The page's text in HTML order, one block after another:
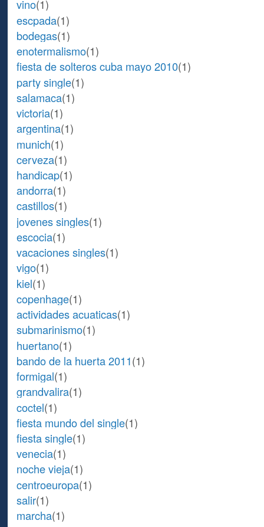
vino(1)
escpada(1)
bodegas(1)
enotermalismo(1)
fiesta de solteros cuba mayo 2010(1)
party single(1)
salamaca(1)
victoria(1)
argentina(1)
munich(1)
cerveza(1)
handicap(1)
andorra(1)
castillos(1)
jovenes singles(1)
escocia(1)
vacaciones singles(1)
vigo(1)
kiel(1)
copenhage(1)
actividades acuaticas(1)
submarinismo(1)
huertano(1)
bando de la huerta 2011(1)
formigal(1)
grandvalira(1)
coctel(1)
fiesta mundo del single(1)
fiesta single(1)
venecia(1)
noche vieja(1)
centroeuropa(1)
salir(1)
marcha(1)